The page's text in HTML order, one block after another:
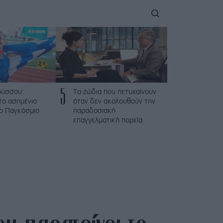
ασημένιο
Παγκόσμιο
5
Τα ζώδια που πετυχαίνουν
όταν δεν ακολουθούν την
παραδοσιακή
επαγγελματική πορεία